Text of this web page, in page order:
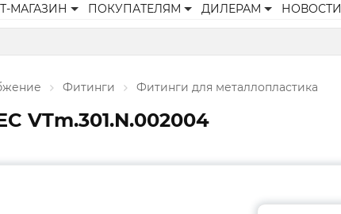
МАГАЗИН ПОКУПАТЕЛЯМ ДИЛЕРАМ НОВОСТИ
Фитинги Фитинги для металлопластика
VTm.301.N.002004